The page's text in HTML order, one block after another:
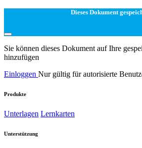
Dieses Dokument
Sie können dieses Dokument auf Ihre
hinzufügen
Einloggen Nur gültig für autorisierte
Produkte
Unterlagen Lernkarten
Unterstützung